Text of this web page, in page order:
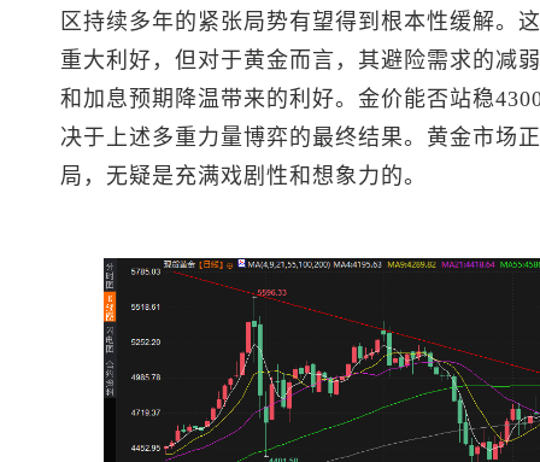
区持续多年的紧张局势有望得到根本性缓解。
重大利好，但对于黄金而言，其避险需求的减
和加息预期降温带来的利好。金价能否站稳
决于上述多重力量博弈的最终结果。黄金市场
局，无疑是充满戏剧性和想象力的。